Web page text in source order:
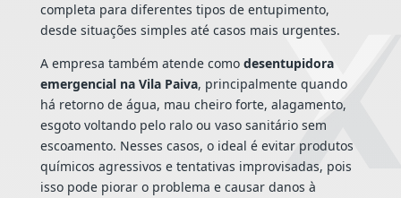
completa para diferentes tipos de entupimento,
desde situações simples até casos mais urgentes.
A empresa também atende como desentupidora
emergencial na Vila Paiva, principalmente quando
há retorno de água, mau cheiro forte, alagamento,
esgoto voltando pelo ralo ou vaso sanitário sem
escoamento. Nesses casos, o ideal é evitar produtos
químicos agressivos e tentativas improvisadas, pois
isso pode piorar o problema e causar danos à